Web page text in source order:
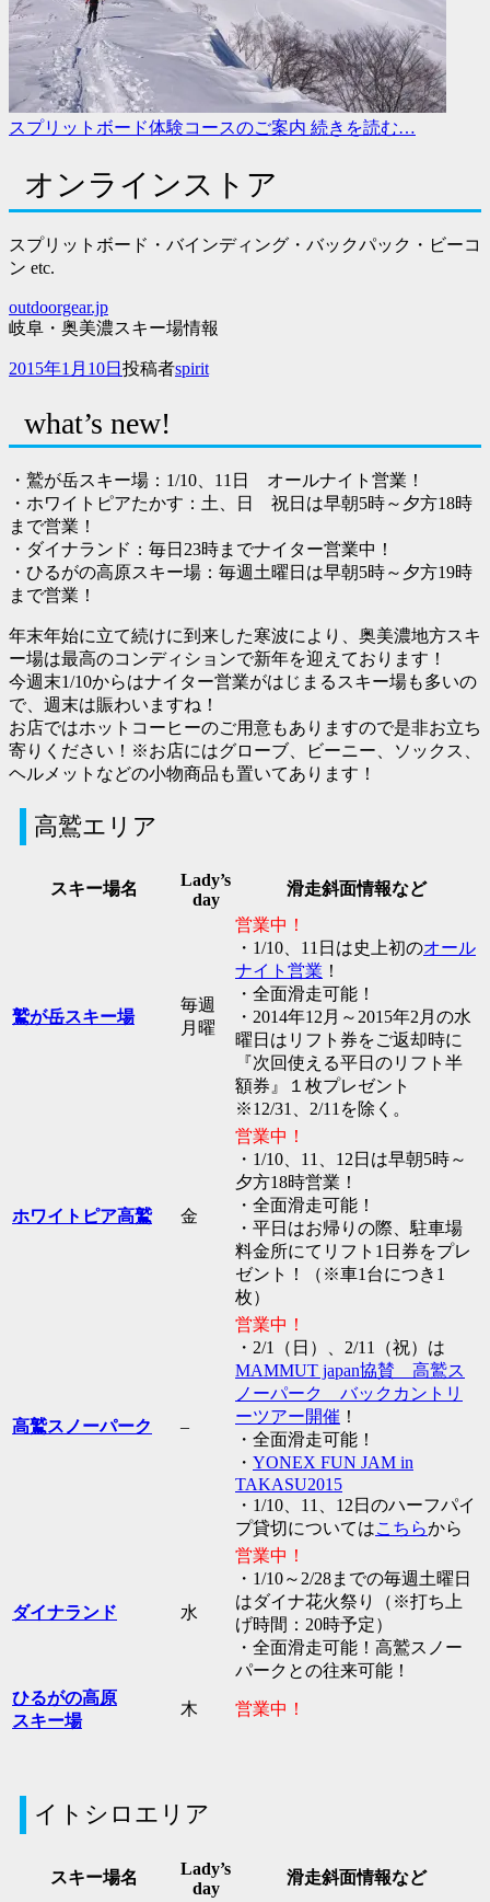
スプリットボード体験コースのご案内 続きを読む…
オンラインストア
スプリットボード・バインディング・バックパック・ビーコ
ン etc.
outdoorgear.jp
岐阜・奥美濃スキー場情報
投
2015年1月10日 投稿者spirit
what’s new!
・鷲が岳スキー場：1/10、11日 オールナイト営業！
・ホワイトピアたかす：土、日 祝日は早朝5時～夕方18時
まで営業！
・ダイナランド：毎日23時までナイター営業中！
・ひるがの高原スキー場：毎週土曜日は早朝5時～夕方19時
まで営業！
年末年始に立て続けに到来した寒波により、奥美濃地方スキ
ー場は最高のコンディションで新年を迎えております！
今週末1/10からはナイター営業がはじまるスキー場も多いの
で、週末は賑わいますね！
お店ではホットコーヒーのご用意もありますので是非お立ち
寄りください！※お店にはグローブ、ビーニー、ソックス、
ヘルメットなどの小物商品も置いてあります！
高鷲エリア
スキー場名
Lady’s
day
滑走斜面情報など
鷲が岳スキー場
毎週
月曜
営業中！
・1/10、11日は史上初のオール
ナイト営業 ！
・全面滑走可能！
・2014年12月～2015年2月の水
曜日はリフト券をご返却時に
『次回使える平日のリフト半
額券』１枚プレゼント
※12/31、2/11を除く。
ホワイトピア高鷲 金
営業中！
・1/10、11、12日は早朝5時～
夕方18時営業！
・全面滑走可能！
・平日はお帰りの際、駐車場
料金所にてリフト1日券をプレ
ゼント！（※車1台につき1
枚）
高鷲スノーパーク –
営業中！
・2/1（日）、2/11（祝）は
MAMMUT japan協賛 高鷲ス
ノーパーク バックカントリ
ーツアー開催 ！
・全面滑走可能！
・ YONEX FUN JAM in
TAKASU2015
・1/10、11、12日のハーフパイ
プ貸切についてはこちらから
ダイナランド 水
営業中！
・1/10～2/28までの毎週土曜日
はダイナ花火祭り（※打ち上
げ時間：20時予定）
・全面滑走可能！高鷲スノー
パークとの往来可能！
ひるがの高原
スキー場
木 営業中！
イトシロエリア
スキー場名
Lady’s
day
滑走斜面情報など